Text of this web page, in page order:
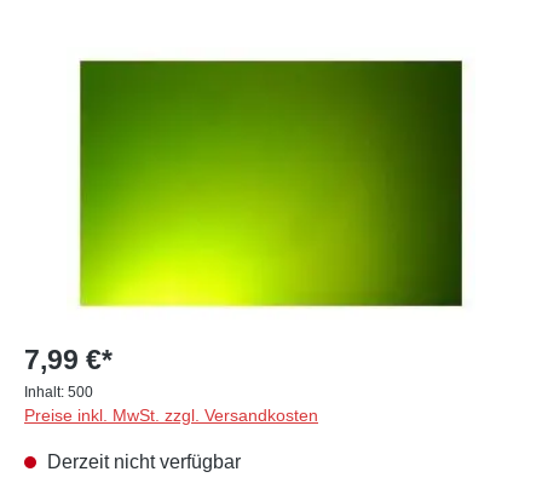
Bildergalerie überspringen
7,99 €*
Inhalt: 500
Preise inkl. MwSt. zzgl. Versandkosten
Derzeit nicht verfügbar